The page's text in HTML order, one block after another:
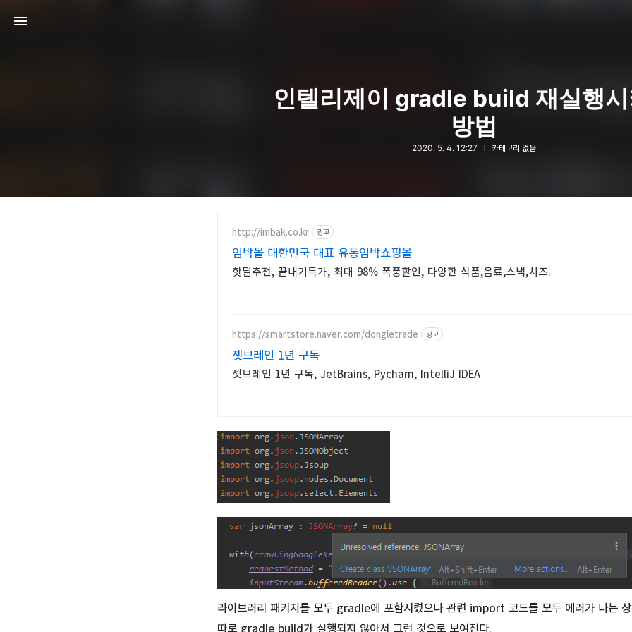
인텔리제이 gradle build 재실행
방법
2020. 5. 4. 12:27 카테고리 없음
http://imbak.co.kr 광고
임박몰 대한민국 대표 유통임박쇼핑몰
핫딜추천, 끝내기특가, 최대 98% 폭풍할인, 다양한 식품,음료,스낵,치즈.
https://smartstore.naver.com/dongletrade 광고
젯브레인 1년 구독
젯브레인 1년 구독, JetBrains, Pycham, IntelliJ IDEA
라이브러리 패키지를 모두 gradle에 포함시켰으나 관련 import 코드를 모두 에러가 나는
따로 gradle build가 실행되지 않아서 그런 것으로 보여진다.